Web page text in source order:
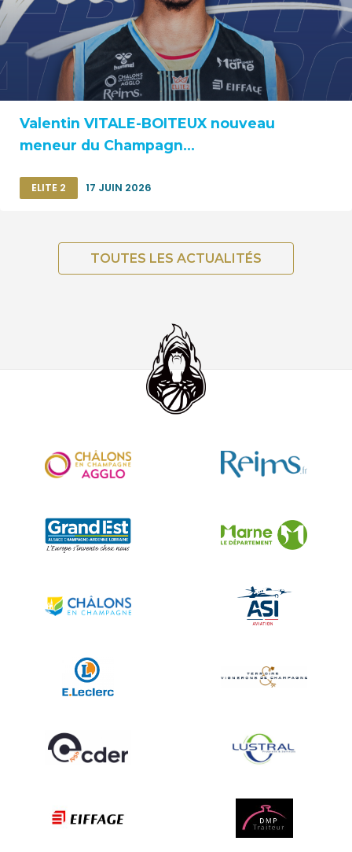
Valentin VITALE-BOITEUX nouveau
meneur du Champagn...
ELITE 2 17 JUIN 2026
TOUTES LES ACTUALITÉS